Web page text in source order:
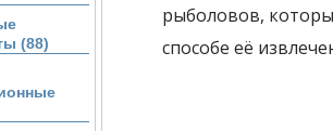
(88)
рыболовов,
способе её